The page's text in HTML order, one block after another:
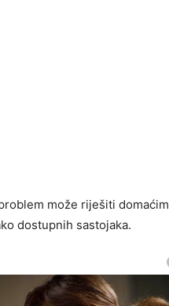
može riješiti domaćim
dostupnih sastojaka.